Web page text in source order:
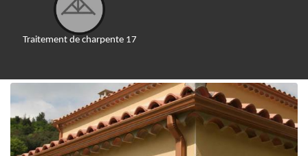
Traitement de charpente 17